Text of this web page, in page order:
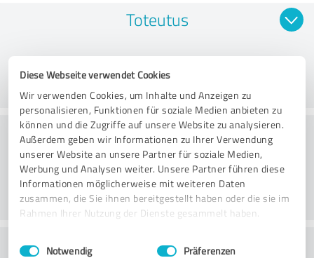
Diese Webseite verwendet Cookies
Wir verwenden Cookies, um Inhalte und Anzeigen zu
personalisieren, Funktionen für soziale Medien anbieten zu
können und die Zugriffe auf unsere Website zu analysieren.
Außerdem geben wir Informationen zu Ihrer Verwendung
unserer Website an unsere Partner für soziale Medien,
Werbung und Analysen weiter. Unsere Partner führen diese
Informationen möglicherweise mit weiteren Daten
zusammen, die Sie ihnen bereitgestellt haben oder die sie im
Rahmen Ihrer Nutzung der Dienste gesammelt haben.
Impressum Datenschutzbestimmungen
Einwilligungsauswahl
Notwendig Präferenzen
Toteutus
Konsultointi
Asiakaspalvelu